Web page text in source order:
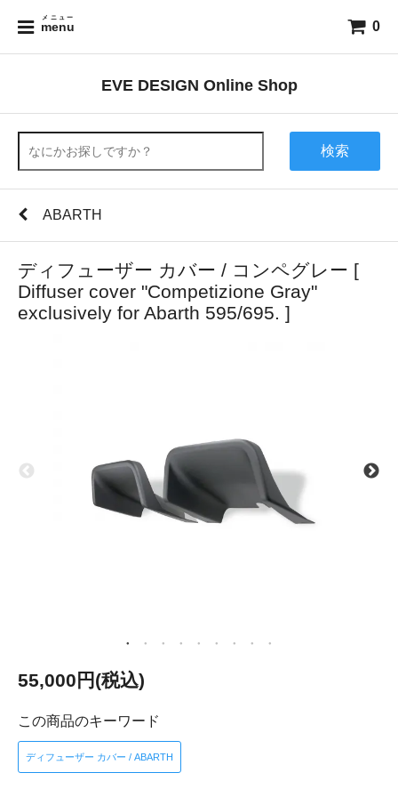
menu
メニュー
0
EVE DESIGN Online Shop
検索
ABARTH
ディフューザー カバー / コンペグレー [
Diffuser cover "Competizione Gray"
exclusively for Abarth 595/695. ]
55,000円(税込)
この商品のキーワード
ディフューザー カバー / ABARTH